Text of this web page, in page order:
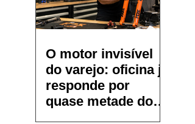
O motor invisível
do varejo: oficina já
responde por
quase metade do